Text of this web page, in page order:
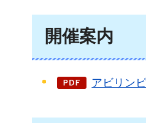
開催案内
アビリン